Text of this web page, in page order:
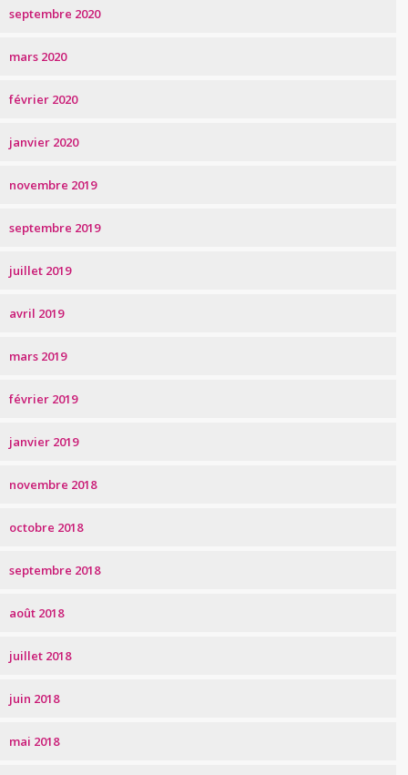
septembre 2020
mars 2020
février 2020
janvier 2020
novembre 2019
septembre 2019
juillet 2019
avril 2019
mars 2019
février 2019
janvier 2019
novembre 2018
octobre 2018
septembre 2018
août 2018
juillet 2018
juin 2018
mai 2018